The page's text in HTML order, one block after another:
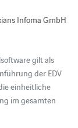
Infoma GmbH
gilt als
der EDV
einheitliche
im gesamten